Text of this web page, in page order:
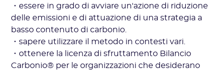
・essere in grado di avviare un'azione di riduzione
delle emissioni e di attuazione di una strategia a
basso contenuto di carbonio.
・sapere utilizzare il metodo in contesti vari.
・ottenere la licenza di sfruttamento Bilancio
Carbonio® per le organizzazioni che desiderano